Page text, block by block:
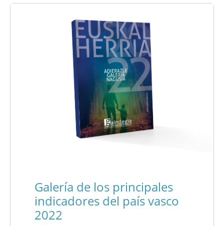
Galería de los principales
indicadores del país vasco
2022